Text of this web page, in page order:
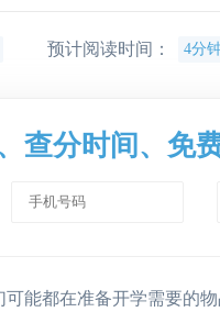
预计阅读时间： 4分
查分时间、免
能都在准备开学需要的